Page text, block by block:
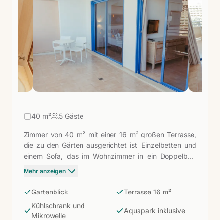
erkunden möchte, hat in wenigen Minuten Puerto de
Mogán, die Wanderwege der Schlucht und die
Möglichkeit von Bootsausflügen entlang der Küste.
Ein Resort, das darauf ausgelegt ist, dass Familien
gemeinsam genießen, jeder auf seine Weise.
40 m² 5 Gäste
Zimmer von 40 m² mit einer 16 m² großen Terrasse,
die zu den Gärten ausgerichtet ist, Einzelbetten und
einem Sofa, das im Wohnzimmer in ein Doppelbett
Mikrowelle inklusive. Bis zu fünf Personen. Die 16 m²
große Terrasse ist eine der großzügigsten im Resort:
frühstücken, spielen und entspannen können, mit den
Mehr anzeigen
Gartenblick
Terrasse 16 m²
Kühlschrank und
Mikrowelle
Aquapark inklusive